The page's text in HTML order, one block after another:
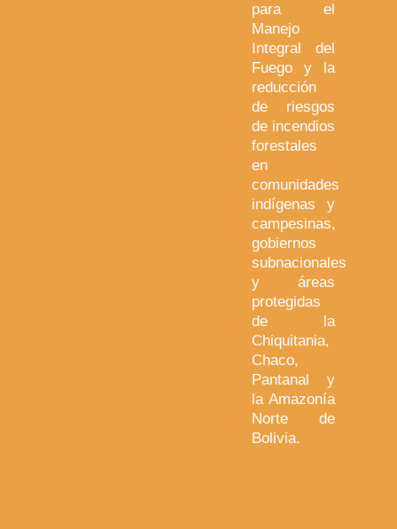
para el
Manejo
Integral del
Fuego y la
reducción
de riesgos
de incendios
forestales
en
comunidades
indígenas y
campesinas,
gobiernos
subnacionales
y áreas
protegidas
de la
Chiquitania,
Chaco,
Pantanal y
la Amazonía
Norte de
Bolivia.